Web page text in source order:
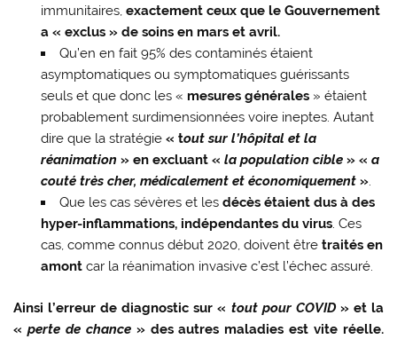
immunitaires, exactement ceux que le Gouvernement
a « exclus » de soins en mars et avril.
Qu’en en fait 95% des contaminés étaient
asymptomatiques ou symptomatiques guérissants
seuls et que donc les « mesures générales » étaient
probablement surdimensionnées voire ineptes. Autant
dire que la stratégie« tout sur l’hôpital et la
réanimation » en excluant « la population cible» « a
couté très cher, médicalement et économiquement».
Que les cas sévères et les décès étaient dus à des
hyper-inflammations, indépendantes du virus. Ces
cas, comme connus début 2020, doivent être traités en
amontcar la réanimation invasive c’est l’échec assuré.
Ainsi l’erreur de diagnostic sur « tout pour COVID» et la
«perte de chance» des autres maladies est vite réelle.